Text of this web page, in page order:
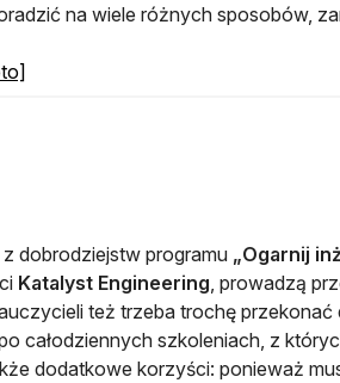
na wiele różnych sposobów,
dobrodziejstw programu „Ogarnij
Katalyst Engineering , prowadzą
też trzeba trochę przekonać
całodziennych szkoleniach, z
dodatkowe korzyści: ponieważ